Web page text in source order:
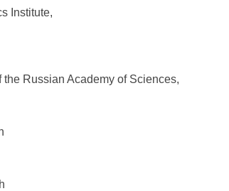
Institute,
Russian Academy of Sciences,